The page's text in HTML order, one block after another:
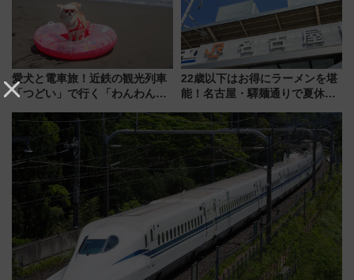
愛犬と電車旅！近鉄の観光列車
「つどい」で行く「わんわん列
める日帰りツアー
22歳以下はお得にラーメンを堪
能！名古屋・驛麺通りで夏休み
よりスタート